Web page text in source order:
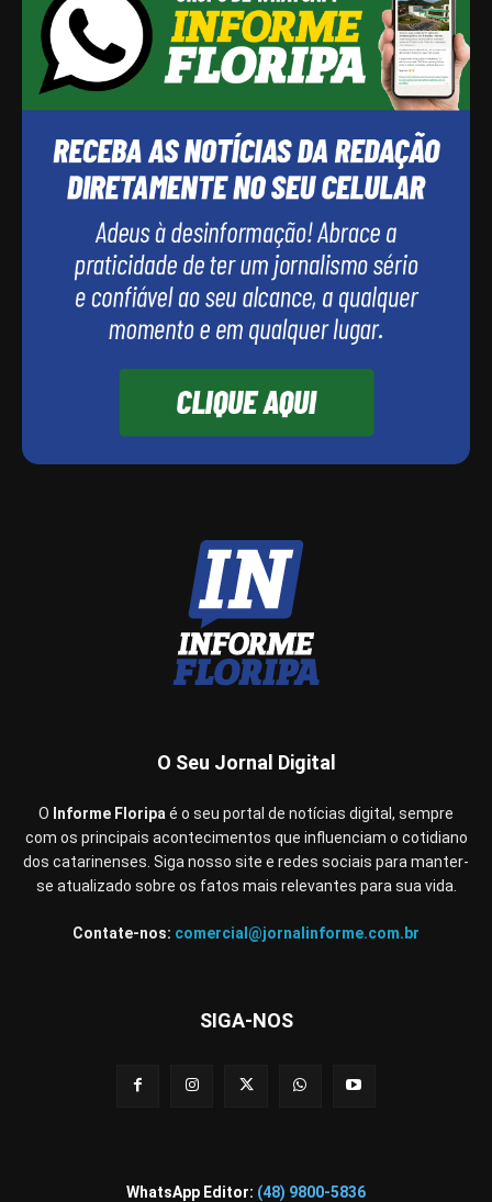
O Seu Jornal Digital
O Informe Floripa é o seu portal de notícias digital, sempre
com os principais acontecimentos que influenciam o cotidiano
dos catarinenses. Siga nosso site e redes sociais para manter-
se atualizado sobre os fatos mais relevantes para sua vida.
Contate-nos: comercial@jornalinforme.com.br
SIGA-NOS
WhatsApp Editor: (48) 9800-5836